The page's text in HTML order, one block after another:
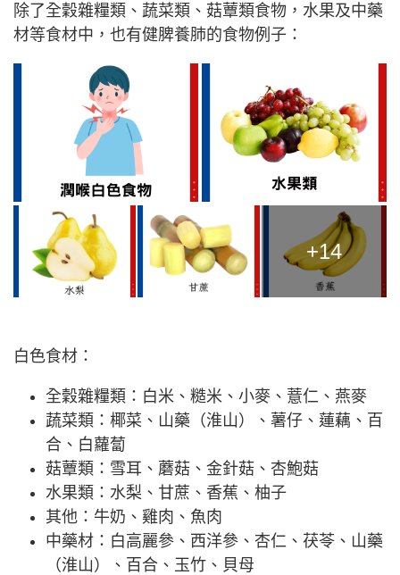
除了全穀雜糧類、蔬菜類、菇蕈類食物，水果及中藥
材等食材中，也有健脾養肺的食物例子：
+14
白色食材：
全穀雜糧類：白米、糙米、小麥、薏仁、燕麥
蔬菜類：椰菜、山藥（淮山）、薯仔、蓮藕、百
合、白蘿蔔
菇蕈類：雪耳、蘑菇、金針菇、杏鮑菇
水果類：水梨、甘蔗、香蕉、柚子
其他：牛奶、雞肉、魚肉
中藥材：白高麗參、西洋參、杏仁、茯苓、山藥
（淮山）、百合、玉竹、貝母